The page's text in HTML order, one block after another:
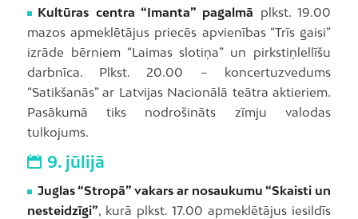
Kultūras centra “Imanta” pagalmā plkst. 19.00
mazos apmeklētājus priecēs apvienības “Trīs gaisi”
izrāde bērniem “Laimas slotiņa” un pirkstiņlellīšu
darbnīca. Plkst. 20.00 – koncertuzvedums
“Satikšanās” ar Latvijas Nacionālā teātra aktieriem.
Pasākumā tiks nodrošināts zīmju valodas
tulkojums.
9. jūlijā
Juglas “Stropā” vakars ar nosaukumu “Skaisti un
nesteidzīgi” , kurā plkst. 17.00 apmeklētājus iesildīs